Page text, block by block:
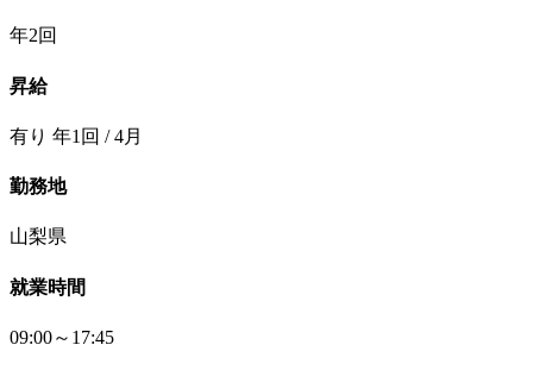
年2回
昇給
有り 年1回 / 4月
勤務地
山梨県
就業時間
09:00～17:45